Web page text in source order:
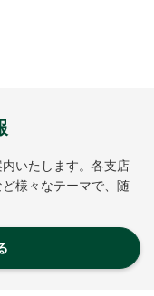
いたします。各支店
様々なテーマで、随